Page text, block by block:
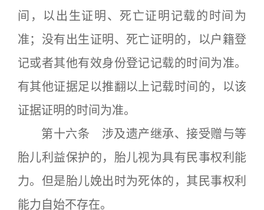
间，以出生证明、死亡证明记载的时间为
准；没有出生证明、死亡证明的，以户籍登
记或者其他有效身份登记记载的时间为准。
有其他证据足以推翻以上记载时间的，以该
证据证明的时间为准。
第十六条 涉及遗产继承、接受赠与等
胎儿利益保护的，胎儿视为具有民事权利能
力。但是胎儿娩出时为死体的，其民事权利
能力自始不存在。